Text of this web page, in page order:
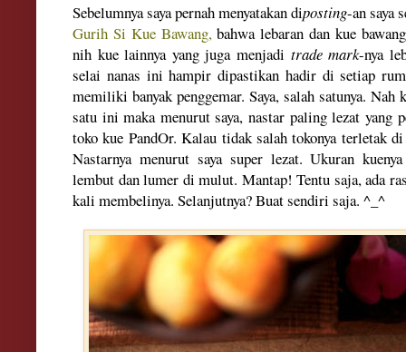
Sebelumnya saya pernah menyatakan diposting-an saya
Gurih Si Kue Bawang,bahwa lebaran dan kue
nih kue lainnya yang juga menjadi trade mark-nya
selai nanas ini hampir dipastikan hadir di setiap
memiliki banyak penggemar. Saya, salah satunya. Nah
satu ini maka menurut saya, nastar paling lezat yang
toko kue PandOr. Kalau tidak salah tokonya terletak
Nastarnya menurut saya super lezat. Ukuran
lembut dan lumer di mulut. Mantap! Tentu saja, ada
kali membelinya. Selanjutnya? Buat sendiri saja. ^_^